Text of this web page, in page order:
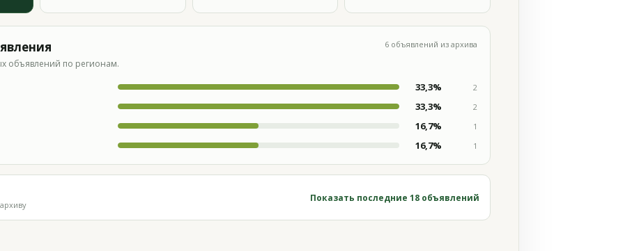
объявлений по регионам.
6 объявлений из архива
33,3%
2
33,3%
2
16,7%
1
16,7% 1
Показать последние 18 объявлений